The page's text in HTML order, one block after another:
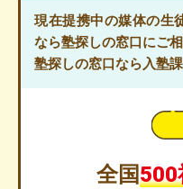
現在提携中の媒体の生
なら塾探しの窓口にご相
塾探しの窓口なら入塾
全国500